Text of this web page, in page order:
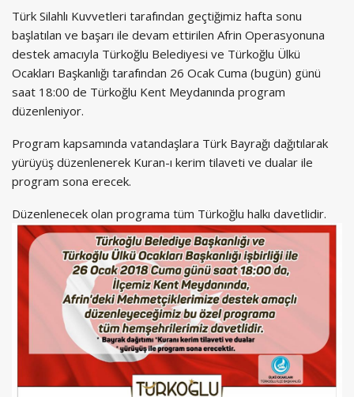
Türk Silahlı Kuvvetleri tarafından geçtiğimiz hafta sonu
başlatılan ve başarı ile devam ettirilen Afrin Operasyonuna
destek amacıyla Türkoğlu Belediyesi ve Türkoğlu Ülkü
Ocakları Başkanlığı tarafından 26 Ocak Cuma (bugün) günü
saat 18:00 de Türkoğlu Kent Meydanında program
düzenleniyor.
Program kapsamında vatandaşlara Türk Bayrağı dağıtılarak
yürüyüş düzenlenerek Kuran-ı kerim tilaveti ve dualar ile
program sona erecek.
Düzenlenecek olan programa tüm Türkoğlu halkı davetlidir.